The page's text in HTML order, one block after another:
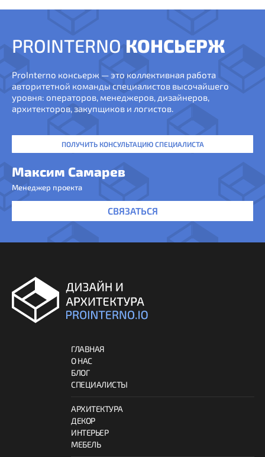
PROINTERNO КОНСЬЕРЖ
ProInterno консьерж — это коллективная работа
авторитетной команды специалистов высочайшего
уровня: операторов, менеджеров, дизайнеров,
архитекторов, закупщиков и логистов.
ПОЛУЧИТЬ КОНСУЛЬТАЦИЮ СПЕЦИАЛИСТА
Максим Самарев
Менеджер проекта
СВЯЗАТЬСЯ
ГЛАВНАЯ
О НАС
БЛОГ
СПЕЦИАЛИСТЫ
АРХИТЕКТУРА
ДЕКОР
ИНТЕРЬЕР
МЕБЕЛЬ